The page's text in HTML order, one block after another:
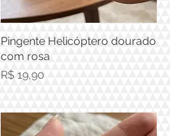
Visualização rápida
Pingente Helicóptero dourado
com rosa
Preço
R$ 19,90